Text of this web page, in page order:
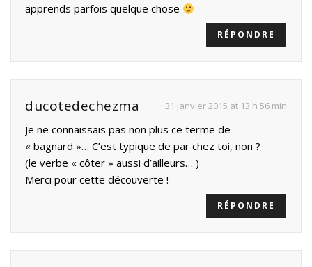
apprends parfois quelque chose
RÉPONDRE
ducotedechezma 31 janvier 2015 at 13 h 56 min
Je ne connaissais pas non plus ce terme de
« bagnard »… C’est typique de par chez toi, non ?
(le verbe « côter » aussi d’ailleurs… )
Merci pour cette découverte !
RÉPONDRE